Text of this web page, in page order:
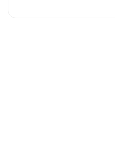
Ürün resmi kalitesiz, bozuk
Ürün açıklamasında eksik
Ürün bilgilerinde hatalar
Ürün fiyatı diğer sitelerden